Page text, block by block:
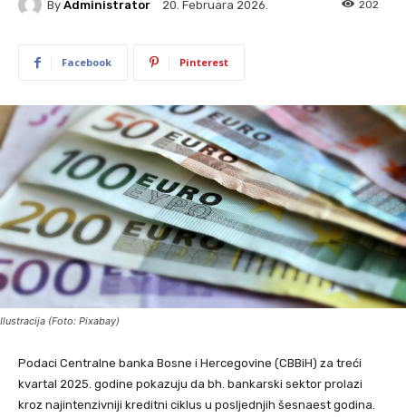
By Administrator 20. Februara 2026. 202
Facebook Pinterest
Ilustracija (Foto: Pixabay)
Podaci Centralne banka Bosne i Hercegovine (CBBiH) za treći
kvartal 2025. godine pokazuju da bh. bankarski sektor prolazi
kroz najintenzivniji kreditni ciklus u posljednjih šesnaest godina.